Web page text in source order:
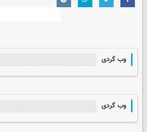
وب گردی
وب گردی